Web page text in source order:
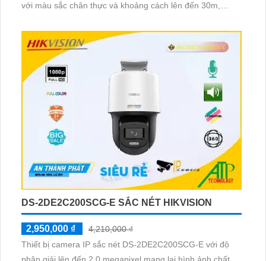
với màu sắc chân thực và khoảng cách lên đến 30m,
hình ảnh không bị giảm sút, ngay cả vào ban đêm
DS-2DE2C200SCG-E SẮC NÉT HIKVISION
2,950,000 ₫
4,210,000 ₫
Thiết bị camera IP sắc nét DS-2DE2C200SCG-E với độ
phân giải lên đến 2.0 megapixel mang lại hình ảnh chất